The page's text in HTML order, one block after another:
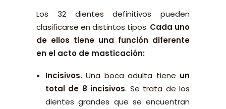
Los 32 dientes definitivos pueden
clasificarse en distintos tipos. Cada uno
de ellos tiene una función diferente
en el acto de masticación:
Incisivos. Una boca adulta tiene un
total de 8 incisivos. Se trata de los
dientes grandes que se encuentran